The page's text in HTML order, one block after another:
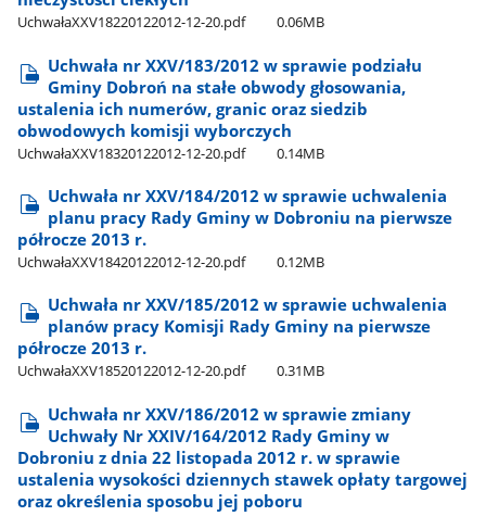
UchwałaXXV18220122012-12-20.pdf 0.06MB
Uchwała nr XXV/183/2012 w sprawie podziału
Gminy Dobroń na stałe obwody głosowania,
ustalenia ich numerów, granic oraz siedzib
obwodowych komisji wyborczych
UchwałaXXV18320122012-12-20.pdf 0.14MB
Uchwała nr XXV/184/2012 w sprawie uchwalenia
planu pracy Rady Gminy w Dobroniu na pierwsze
półrocze 2013 r.
UchwałaXXV18420122012-12-20.pdf 0.12MB
Uchwała nr XXV/185/2012 w sprawie uchwalenia
planów pracy Komisji Rady Gminy na pierwsze
półrocze 2013 r.
UchwałaXXV18520122012-12-20.pdf 0.31MB
Uchwała nr XXV/186/2012 w sprawie zmiany
Uchwały Nr XXIV/164/2012 Rady Gminy w
Dobroniu z dnia 22 listopada 2012 r. w sprawie
ustalenia wysokości dziennych stawek opłaty targowej
oraz określenia sposobu jej poboru